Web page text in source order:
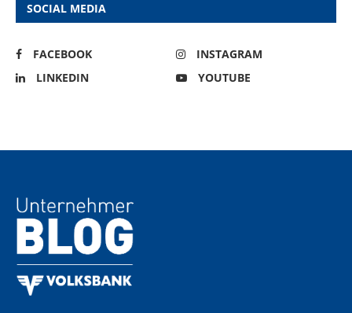
SOCIAL MEDIA
FACEBOOK
INSTAGRAM
LINKEDIN
YOUTUBE